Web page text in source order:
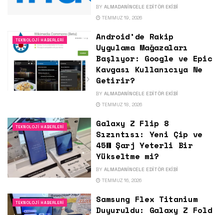
BY ALMADANINCELE EDITÖR EKIBI
TEMMUZ 19, 2026
TEKNOLOJI HABERLERI
Android’de Rakip
Uygulama Mağazaları
Başlıyor: Google ve Epic
Kavgası Kullanıcıya Ne
Getirir?
BY ALMADANINCELE EDITÖR EKIBI
TEMMUZ 18, 2026
TEKNOLOJI HABERLERI
Galaxy Z Flip 8
Sızıntısı: Yeni Çip ve
45W Şarj Yeterli Bir
Yükseltme mi?
BY ALMADANINCELE EDITÖR EKIBI
TEMMUZ 16, 2026
TEKNOLOJI HABERLERI
Samsung Flex Titanium
Duyuruldu: Galaxy Z Fold